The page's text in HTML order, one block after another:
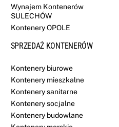
Wynajem Kontenerów
SULECHÓW
Kontenery OPOLE
SPRZEDAŻ KONTENERÓW
Kontenery biurowe
Kontenery mieszkalne
Kontenery sanitarne
Kontenery socjalne
Kontenery budowlane